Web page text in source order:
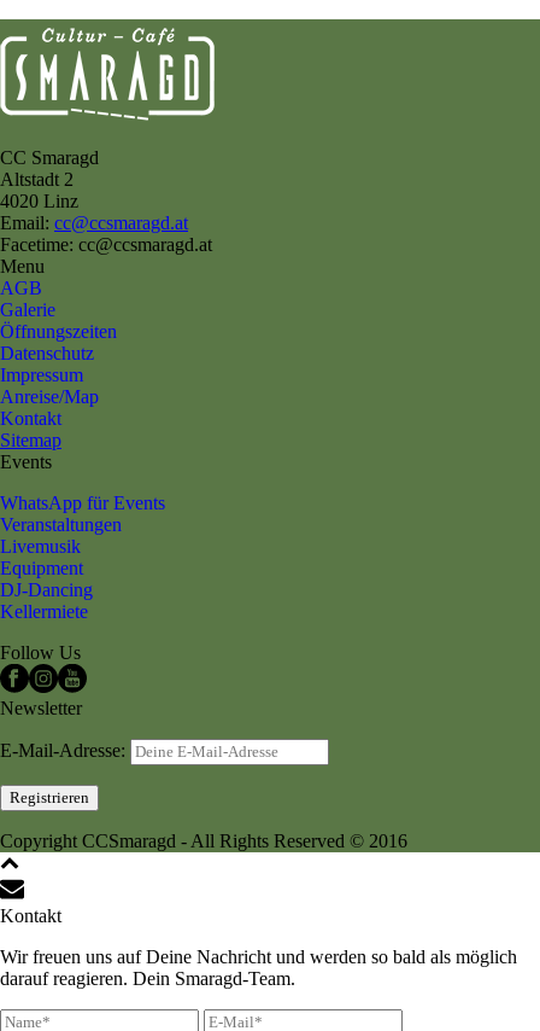
CC Smaragd
Altstadt 2
4020 Linz
Email: cc@ccsmaragd.at
Facetime: cc@ccsmaragd.at
Menu
AGB
Galerie
Öffnungszeiten
Datenschutz
Impressum
Anreise/Map
Kontakt
Sitemap
Events
WhatsApp für Events
Veranstaltungen
Livemusik
Equipment
DJ-Dancing
Kellermiete
Follow Us
Newsletter
E-Mail-Adresse:
Copyright CCSmaragd - All Rights Reserved © 2016
Kontakt
Wir freuen uns auf Deine Nachricht und werden so bald als möglich
darauf reagieren. Dein Smaragd-Team.